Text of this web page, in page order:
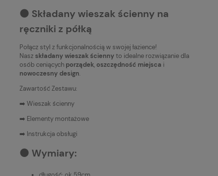
⚫️ Składany wieszak ścienny na
ręczniki z półką
Połącz styl z funkcjonalnością w swojej łazience!
Nasz składany wieszak ścienny to idealne rozwiązanie dla
osób ceniących porządek, oszczędność miejsca i
nowoczesny design.
Zawartość Zestawu:
➡️ Wieszak ścienny
➡️ Elementy montażowe
➡️ Instrukcja obsługi
⚫️ Wymiary: